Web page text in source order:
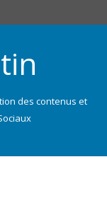
des contenus et